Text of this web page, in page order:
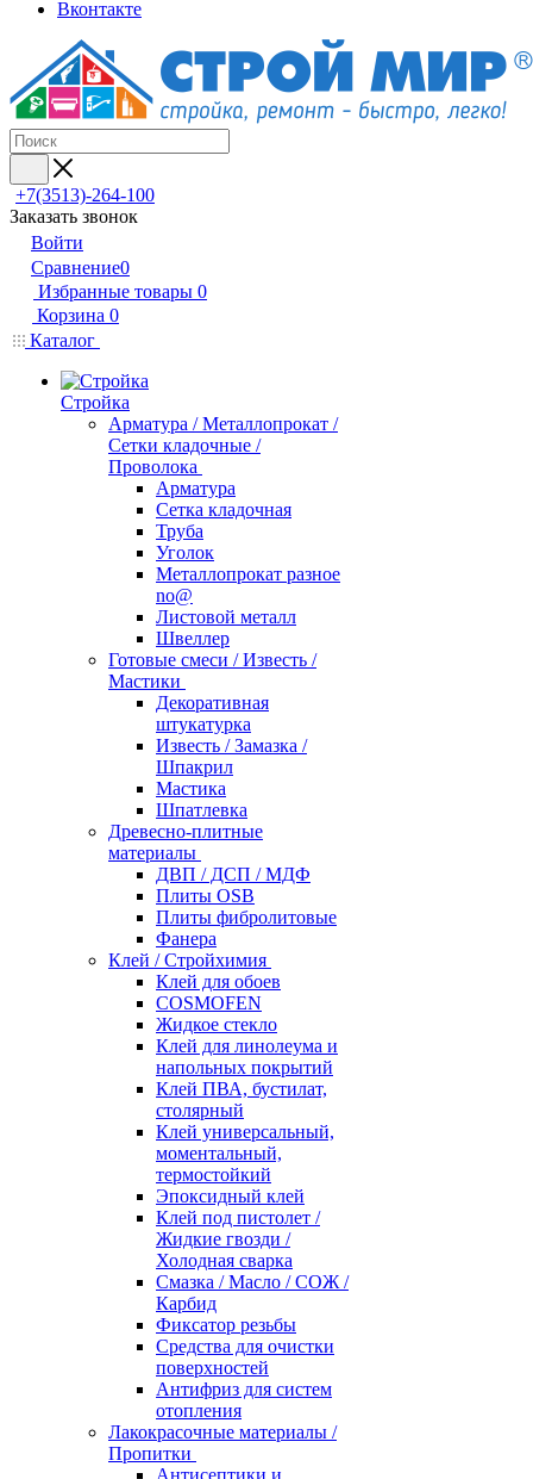
Вконтакте
+7(3513)-264-100
Заказать звонок
Войти
Сравнение0
Избранные товары 0
Корзина 0
Каталог
Стройка
Арматура / Металлопрокат /
Сетки кладочные /
Проволока
Арматура
Сетка кладочная
Труба
Уголок
Металлопрокат разное
no@
Листовой металл
Швеллер
Готовые смеси / Известь /
Мастики
Декоративная
штукатурка
Известь / Замазка /
Шпакрил
Мастика
Шпатлевка
Древесно-плитные
материалы
ДВП / ДСП / МДФ
Плиты OSB
Плиты фибролитовые
Фанера
Клей / Стройхимия
Клей для обоев
COSMOFEN
Жидкое стекло
Клей для линолеума и
напольных покрытий
Клей ПВА, бустилат,
столярный
Клей универсальный,
моментальный,
термостойкий
Эпоксидный клей
Клей под пистолет /
Жидкие гвозди /
Холодная сварка
Смазка / Масло / СОЖ /
Карбид
Фиксатор резьбы
Средства для очистки
поверхностей
Антифриз для систем
отопления
Лакокрасочные материалы /
Пропитки
Антисептики и